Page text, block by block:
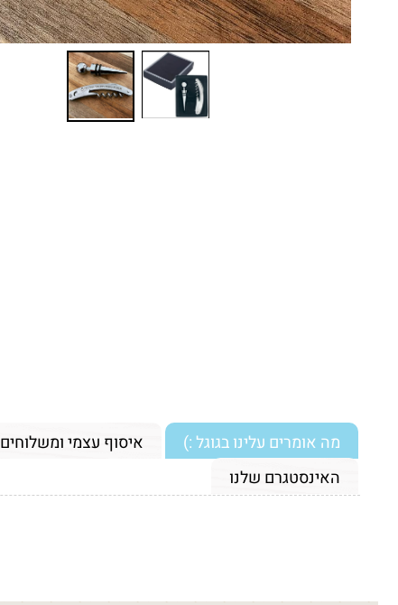
מה אומרים עלינו בגוגל :) איסוף עצמי ומשלוחים
האינסטגרם שלנו